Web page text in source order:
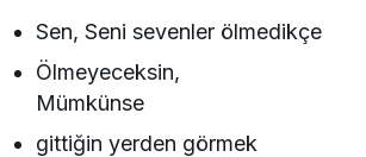
Sen, Seni sevenler ölmedikçe
Ölmeyeceksin,
Mümkünse
gittiğin yerden görmek